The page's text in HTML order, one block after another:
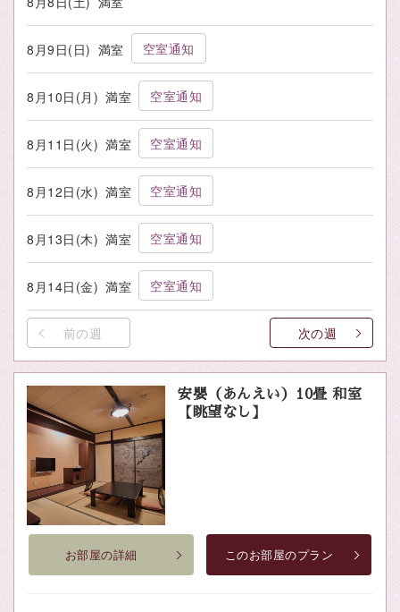
8月9日(日) 満室 空室通知
8月10日(月) 満室 空室通知
8月11日(火) 満室 空室通知
8月12日(水) 満室 空室通知
8月13日(木) 満室 空室通知
8月14日(金) 満室 空室通知
前の週 次の週
安嬰（あんえい）10畳 和室
【眺望なし】
お部屋の詳細 このお部屋のプラン